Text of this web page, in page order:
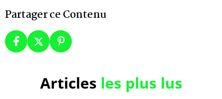
Partager ce Contenu
Articles les plus lus